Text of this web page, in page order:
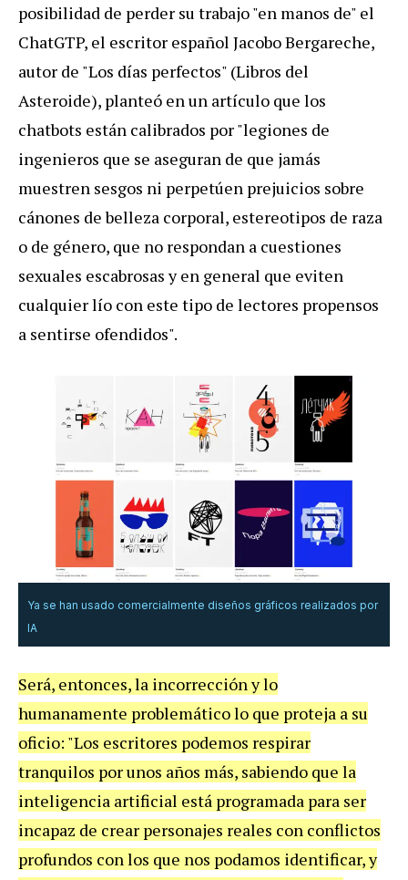
posibilidad de perder su trabajo "en manos de" el
ChatGTP, el escritor español Jacobo Bergareche,
autor de "Los días perfectos" (Libros del
Asteroide), planteó en un artículo que los
chatbots están calibrados por "legiones de
ingenieros que se aseguran de que jamás
muestren sesgos ni perpetúen prejuicios sobre
cánones de belleza corporal, estereotipos de raza
o de género, que no respondan a cuestiones
sexuales escabrosas y en general que eviten
cualquier lío con este tipo de lectores propensos
a sentirse ofendidos".
Ya se han usado comercialmente diseños gráficos realizados por
IA
Será, entonces, la incorrección y lo
humanamente problemático lo que proteja a su
oficio: "Los escritores podemos respirar
tranquilos por unos años más, sabiendo que la
inteligencia artificial está programada para ser
incapaz de crear personajes reales con conflictos
profundos con los que nos podamos identificar, y